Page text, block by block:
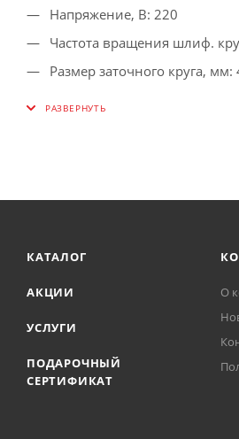
Напряжение, В: 220
Частота вращения шлиф.
Размер заточного круга, мм:
Наличие защитного экрана:
Со стойкой: нет
С пылесосом: нет
С тихоходным кругом: нет
КАТАЛОГ
АКЦИИ
УСЛУГИ
ПОДАРОЧНЫЙ
СЕРТИФИКАТ
О